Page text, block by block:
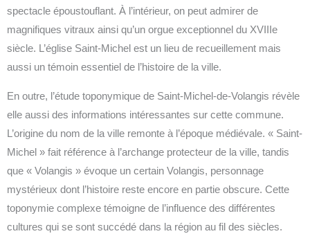
spectacle époustouflant. À l’intérieur, on peut admirer de
magnifiques vitraux ainsi qu’un orgue exceptionnel du XVIIIe
siècle. L’église Saint-Michel est un lieu de recueillement mais
aussi un témoin essentiel de l’histoire de la ville.
En outre, l’étude toponymique de Saint-Michel-de-Volangis révèle
elle aussi des informations intéressantes sur cette commune.
L’origine du nom de la ville remonte à l’époque médiévale. « Saint-
Michel » fait référence à l’archange protecteur de la ville, tandis
que « Volangis » évoque un certain Volangis, personnage
mystérieux dont l’histoire reste encore en partie obscure. Cette
toponymie complexe témoigne de l’influence des différentes
cultures qui se sont succédé dans la région au fil des siècles.